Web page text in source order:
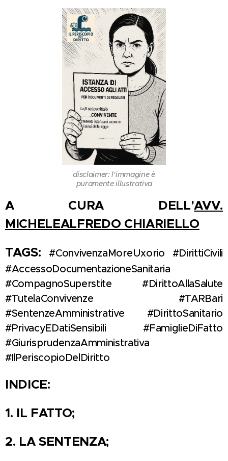
disclaimer: l'immagine è
puramente illustrativa
A CURA DELL'AVV.
MICHELEALFREDO CHIARIELLO
TAGS:#ConvivenzaMoreUxorio #DirittiCivili
#AccessoDocumentazioneSanitaria
#CompagnoSuperstite #DirittoAllaSalute
#TutelaConvivenze #TARBari
#SentenzeAmministrative #DirittoSanitario
#PrivacyEDatiSensibili #FamiglieDiFatto
#GiurisprudenzaAmministrativa
#IlPeriscopioDelDiritto
INDICE:
1. IL FATTO;
2. LA SENTENZA;